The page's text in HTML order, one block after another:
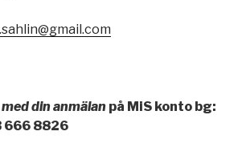
din anmälan på MiS konto bg:
666 8826